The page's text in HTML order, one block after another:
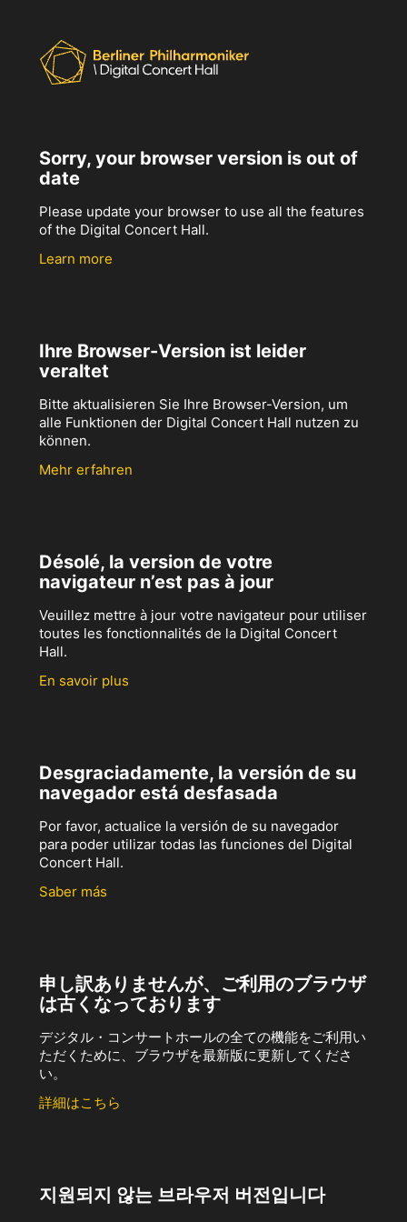
Sorry, your browser version is out of
date
Please update your browser to use all the features
of the Digital Concert Hall.
Learn more
Ihre Browser-Version ist leider
veraltet
Bitte aktualisieren Sie Ihre Browser-Version, um
alle Funktionen der Digital Concert Hall nutzen zu
können.
Mehr erfahren
Désolé, la version de votre
navigateur n’est pas à jour
Veuillez mettre à jour votre navigateur pour utiliser
toutes les fonctionnalités de la Digital Concert
Hall.
En savoir plus
Desgraciadamente, la versión de su
navegador está desfasada
Por favor, actualice la versión de su navegador
para poder utilizar todas las funciones del Digital
Concert Hall.
Saber más
申し訳ありませんが、ご利用のブラウザ
は古くなっております
デジタル・コンサートホールの全ての機能をご利用い
ただくために、ブラウザを最新版に更新してくださ
い。
詳細はこちら
지원되지 않는 브라우저 버전입니다